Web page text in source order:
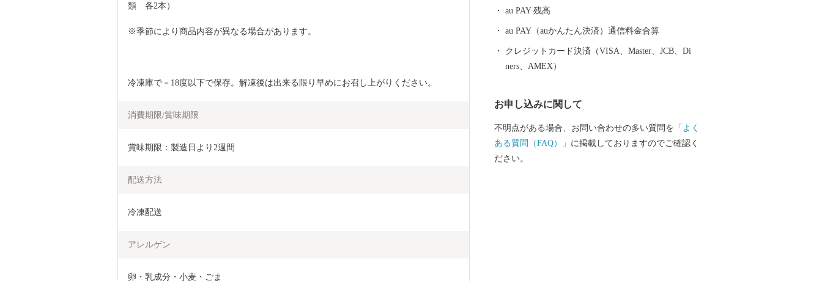
類　各2本）
※季節により商品内容が異なる場合があります。
冷凍庫で－18度以下で保存。解凍後は出来る限り早めにお召し上がりください。
消費期限/賞味期限
賞味期限：製造日より2週間
配送方法
冷凍配送
アレルゲン
卵・乳成分・小麦・ごま
資の集積地として重要視されました。 川越市は、都心
から30キロメートルの首都圏に位置するベッドタウン
でありながら、商品作物などを生産する近郊農業、交
域の中心都市として発展を続けています。 川越市は、
au PAY 残高
au PAY（auかんたん決済）通信料金合算
クレジットカード決済（VISA、Master、JCB、Di
ners、AMEX）
お申し込みに関して
不明点がある場合、お問い合わせの多い質問を 「よく
ある質問（FAQ）」 に掲載しておりますのでご確認く
ださい。